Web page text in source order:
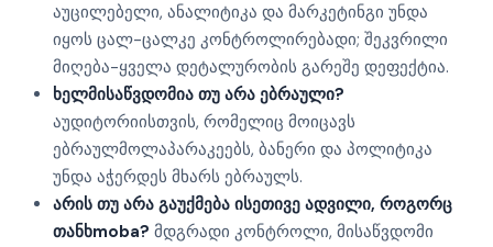
აუცილებელი, ანალიტიკა და მარკეტინგი უნდა
იყოს ცალ-ცალკე კონტროლირებადი; შეკვრილი
მიღება-ყველა დეტალურობის გარეშე დეფექტია.
ხელმისაწვდომია თუ არა ებრაული?
აუდიტორიისთვის, რომელიც მოიცავს
ებრაულმოლაპარაკეებს, ბანერი და პოლიტიკა
უნდა აჭერდეს მხარს ებრაულს.
არის თუ არა გაუქმება ისეთივე ადვილი, როგორც
თანხmoba? მდგრადი კონტროლი, მისაწვდომი